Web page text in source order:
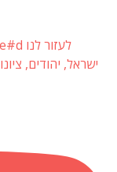
https://ozma-yeudit.com/about/?lang=he#d לעזור לנו